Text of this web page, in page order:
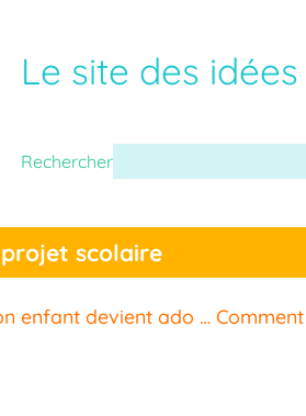
Le site des
Rechercher
scolaire
enfant devient ado …